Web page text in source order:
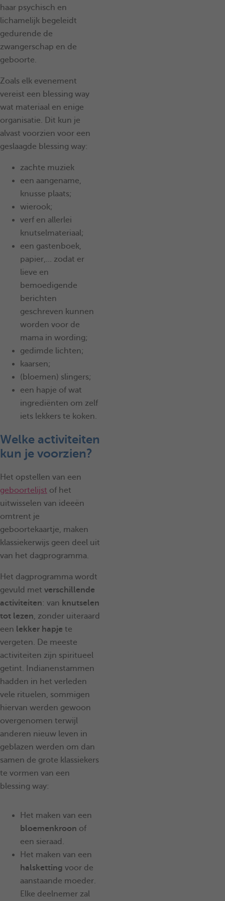
haar psychisch en
lichamelijk begeleidt
gedurende de
zwangerschap en de
geboorte.
Zoals elk evenement
vereist een blessing way
wat materiaal en enige
organisatie. Dit kun je
alvast voorzien voor een
geslaagde blessing way:
zachte muziek
een aangename,
knusse plaats;
wierook;
verf en allerlei
knutselmateriaal;
een gastenboek,
papier,... zodat er
lieve en
bemoedigende
berichten
geschreven kunnen
worden voor de
mama in wording;
gedimde lichten;
kaarsen;
(bloemen) slingers;
een hapje of wat
ingrediënten om zelf
iets lekkers te koken.
Welke activiteiten
kun je voorzien?
Het opstellen van een
geboortelijst of het
uitwisselen van ideeën
omtrent je
geboortekaartje, maken
klassiekerwijs geen deel uit
van het dagprogramma.
Het dagprogramma wordt
gevuld met verschillende
activiteiten: van knutselen
tot lezen, zonder uiteraard
een lekker hapje te
vergeten. De meeste
activiteiten zijn spiritueel
getint. Indianenstammen
hadden in het verleden
vele rituelen, sommigen
hiervan werden gewoon
overgenomen terwijl
anderen nieuw leven in
geblazen werden om dan
samen de grote klassiekers
te vormen van een
blessing way:
Het maken van een
bloemenkroon of
een sieraad.​​​​​​​
Het maken van een
halsketting voor de
aanstaande moeder.
Elke deelnemer zal